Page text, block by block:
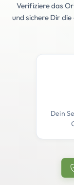
Verifiziere das
und sichere Dir
Dein